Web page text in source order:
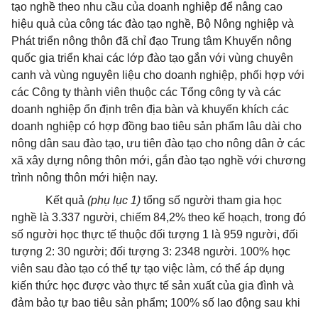
tạo nghề theo nhu cầu của doanh nghiệp để nâng cao
hiệu quả của công tác đào tạo nghề, Bộ Nông nghiệp và
Phát triển nông thôn đã chỉ đạo Trung tâm Khuyến nông
quốc gia triển khai các lớp đào tạo gắn với vùng chuyên
canh và vùng nguyên liệu cho doanh nghiệp, phối hợp với
các Công ty thành viên thuộc các Tổng công ty và các
doanh nghiệp ổn định trên địa bàn và khuyến khích các
doanh nghiệp có hợp đồng bao tiêu sản phẩm lâu dài cho
nông dân sau đào tạo, ưu tiên đào tạo cho nông dân ở các
xã xây dựng nông thôn mới, gắn đào tạo nghề với chương
trình nông thôn mới hiện nay.
Kết quả (phụ lục 1) tổng số người tham gia học
nghề là 3.337 người, chiếm 84,2% theo kế hoạch, trong đó
số người học thực tế thuộc đối tượng 1 là 959 người, đối
tượng 2: 30 người; đối tượng 3: 2348 người. 100% học
viên sau đào tạo có thể tự tạo việc làm, có thể áp dụng
kiến thức học được vào thực tế sản xuất của gia đình và
đảm bảo tự bao tiêu sản phẩm; 100% số lao động sau khi